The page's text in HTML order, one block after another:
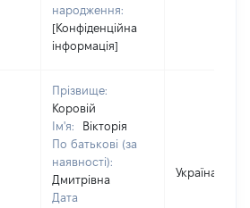
народження:
[Конфіденційна
інформація]
Прізвище:
Коровій
Ім'я:
Вікторія
По батькові (за
наявності):
Дмитрівна
Дата
Україна